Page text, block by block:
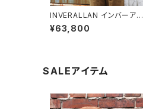
INVERALLAN インバーアラ
ン ハンドニット フェアアイル
ウールセーター
¥63,800
SALEアイテム